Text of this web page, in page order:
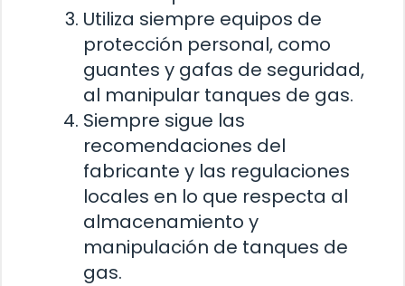
Utiliza siempre equipos de
protección personal, como
guantes y gafas de seguridad,
al manipular tanques de gas.
Siempre sigue las
recomendaciones del
fabricante y las regulaciones
locales en lo que respecta al
almacenamiento y
manipulación de tanques de
gas.